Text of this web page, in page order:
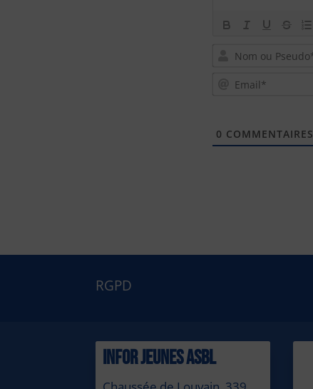
0 COMMENTAIRES
RGPD
INFOR JEUNES ASBL